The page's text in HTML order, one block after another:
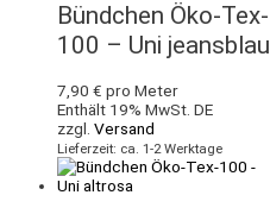
Bündchen Öko-Tex-
100 – Uni jeansblau
7,90 € pro Meter
Enthält 19% MwSt. DE
zzgl. Versand
Lieferzeit: ca. 1-2 Werktage